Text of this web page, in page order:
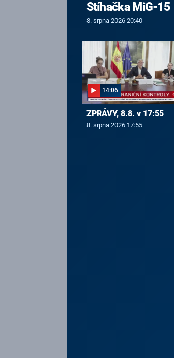
Stíhačka MiG-15
8. srpna 2026 20:40
14:06
ZPRÁVY, 8.8. v 17:55
8. srpna 2026 17:55